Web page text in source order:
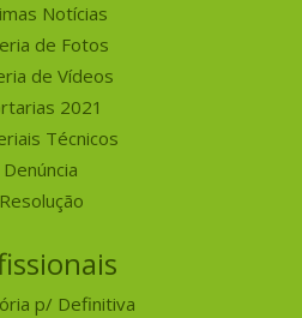
Notícias
de Fotos
de Vídeos
2021
Técnicos
Denúncia
Resolução
p/ Definitiva